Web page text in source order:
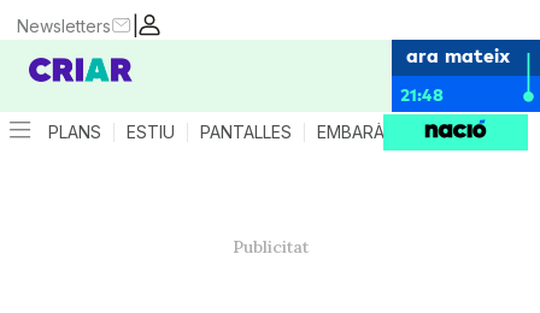
|
Newsletters
ara mateix
21:48
PLANS ESTIU PANTALLES EMBARÀS CRIANÇA